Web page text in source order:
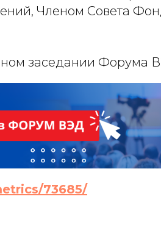
Членом Совета
заседании Форума
73685/